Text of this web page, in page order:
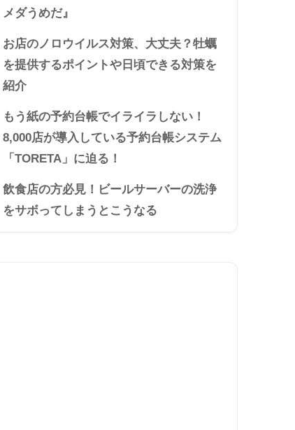
メダうめだ』
お店のノロウイルス対策、大丈夫？牡蠣
を提供するポイントや日頃できる対策を
紹介
もう紙の予約台帳でイライラしない！
8,000店が導入している予約台帳システム
「TORETA」に迫る！
飲食店の方必見！ビールサーバーの洗浄
をサボってしまうとこうなる